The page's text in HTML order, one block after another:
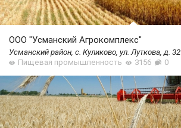
ООО "Усманский Агрокомплекс"
Усманский район, с. Куликово, ул. Луткова, д. 32
Пищевая промышленность
3156 0